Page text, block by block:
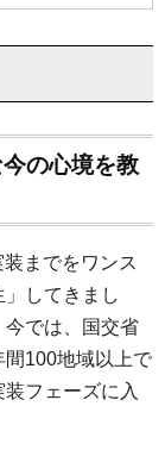
の心境を教
までをワンス
」してきまし
今では、国交省
100地域以上で
フェーズに入